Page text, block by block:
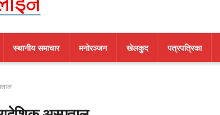
स्थानीय समाचार मनाेरञ्जन खेलकुद पत्रपत्रिका